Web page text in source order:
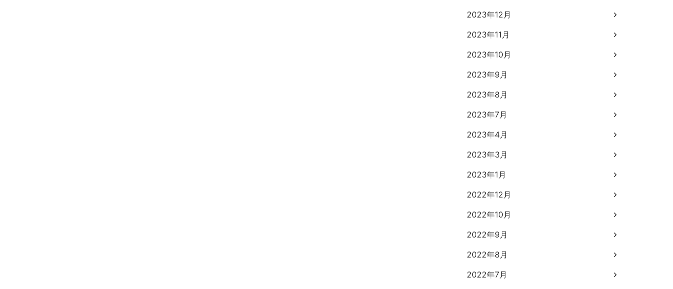
2023年12月
2023年11月
2023年10月
2023年9月
2023年8月
2023年7月
2023年4月
2023年3月
2023年1月
2022年12月
2022年10月
2022年9月
2022年8月
2022年7月